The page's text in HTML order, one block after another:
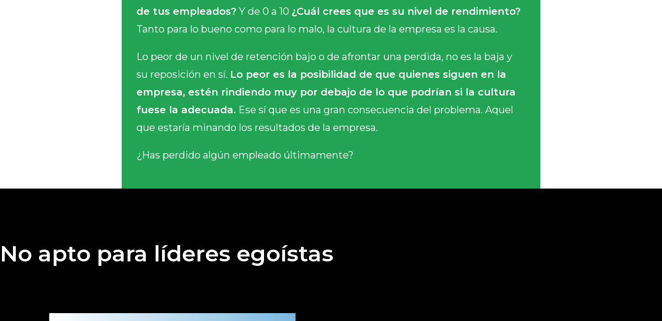
de tus empleados? Y de 0 a 10 ¿Cuál crees que es su nivel de rendimiento?
Tanto para lo bueno como para lo malo, la cultura de la empresa es la causa.
Lo peor de un nivel de retención bajo o de afrontar una perdida, no es la baja y
su reposición en sí. Lo peor es la posibilidad de que quienes siguen en la
empresa, estén rindiendo muy por debajo de lo que podrían si la cultura
fuese la adecuada. Ese sí que es una gran consecuencia del problema. Aquel
que estaría minando los resultados de la empresa.
¿Has perdido algún empleado últimamente?
No apto para líderes egoístas